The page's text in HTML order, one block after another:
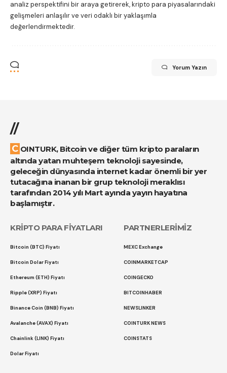
analiz perspektifini bir araya getirerek, kripto para piyasalarındaki
gelişmeleri anlaşılır ve veri odaklı bir yaklaşımla
değerlendirmektedir.
Yorum Yazın
//
COINTURK, Bitcoin ve diğer tüm kripto paraların
altında yatan muhteşem teknoloji sayesinde,
geleceğin dünyasında internet kadar önemli bir yer
tutacağına inanan bir grup teknoloji meraklısı
tarafından 2014 yılı Mart ayında yayın hayatına
başlamıştır.
KRİPTO PARA FİYATLARI
Bitcoin (BTC) Fiyatı
Bitcoin Dolar Fiyatı
Ethereum (ETH) Fiyatı
Ripple (XRP) Fiyatı
Binance Coin (BNB) Fiyatı
Avalanche (AVAX) Fiyatı
Chainlink (LINK) Fiyatı
Dolar Fiyatı
PARTNERLERİMİZ
MEXC Exchange
COINMARKETCAP
COINGECKO
BITCOINHABER
NEWSLINKER
COINTURK NEWS
COINSTATS